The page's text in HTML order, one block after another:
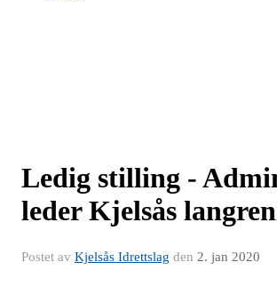
Ledig stilling -
leder Kjelsås
Postet av Kjelsås Idrettslag den 2. jan 2020